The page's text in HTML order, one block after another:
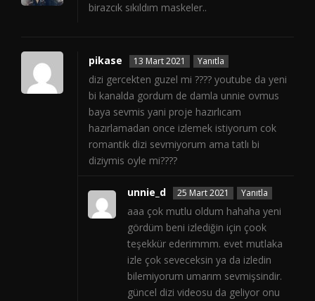
birazcık sıkıldım maskeler..
pikase 13 Mart 2021 Yanıtla
dizi gercekten guzel mi ???? youtube da yeni
bi kanalda gordum de damla unnie ovmus
baya sevmis yani proje hazırlıcam
hazırlamadan once izlemek istiyorum cok
romantik dizi sevmiyorum ama tatlı bi
diziymis oyle mi????
unnie_d 25 Mart 2021 Yanıtla
aaa çok mutlu oldum hahaha yeni
gördüm beni izlediğin için çook
teşekkür ederimmm. evet mutlaka
izle çok seveceksin ya da izledin
bilemiyorum umarım sevmişsindir.
güncel dizi videosu da geliyor onu